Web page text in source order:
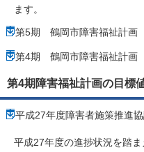
ます。
第5期 鶴岡市障害福祉計画
第4期 鶴岡市障害福祉計画
第4期障害福祉計画の目標
平成27年度障害者施策推進
平成27年度の進捗状況を踏